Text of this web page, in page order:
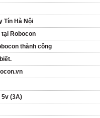
Tín Hà Nội
Robocon
thành công
5v (3A)